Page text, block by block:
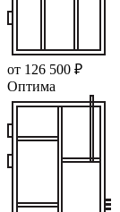
от 126 500 ₽
Оптима